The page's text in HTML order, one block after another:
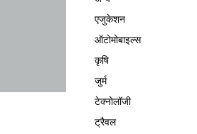
एजुकेशन
ऑटोमोबाइल्स
कृषि
जुर्म
टेक्नोलॉजी
ट्रैवल